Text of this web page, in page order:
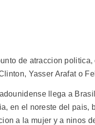
de atraccion
Yasser Arafat o
llega a
en el noreste del pais,
a la mujer y a ninos